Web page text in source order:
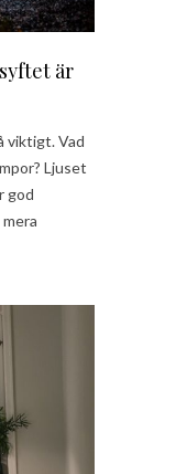
är
viktigt. Vad
Ljuset
god